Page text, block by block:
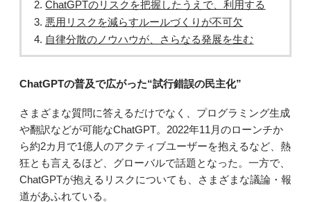
ChatGPTのリスクを把握したうえで、利用する
悪用リスクを減らすルールづくりが不可欠
自律分散のノウハウが、さらなる発展を生む
ChatGPTの普及で広がった“試行錯誤の民主化”
さまざまな質問に答えるだけでなく、プログラミング生成
や翻訳などが可能なChatGPT。2022年11月のローンチか
ら約2カ月で1億人のアクティブユーザーを抱えるなど、熱
狂とも言えるほど、グローバルで話題となった。一方で、
ChatGPTが抱えるリスクについても、さまざまな議論・報
道があふれている。